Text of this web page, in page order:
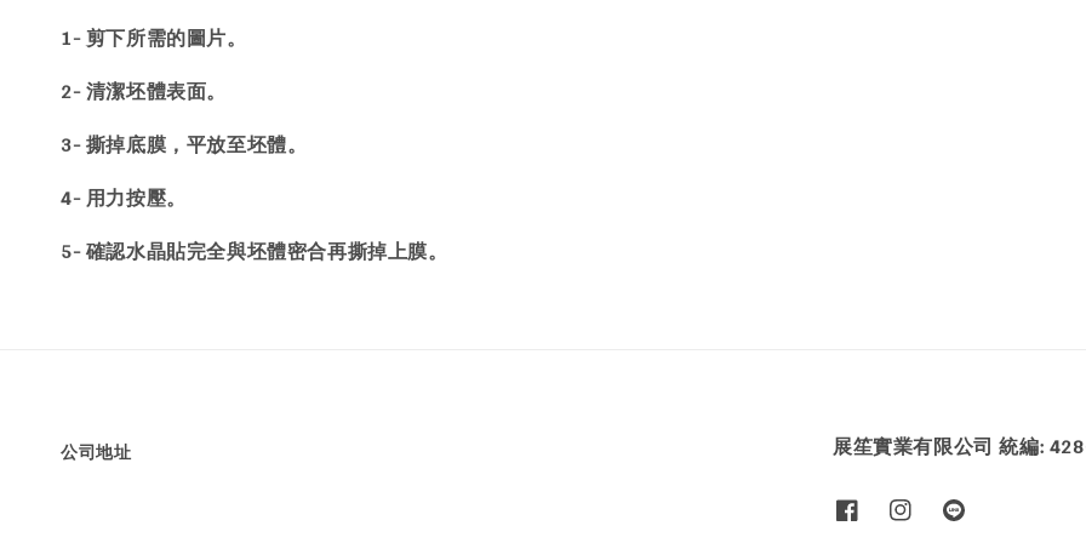
1- 剪下所需的圖片。
2- 清潔坯體表面。
3- 撕掉底膜，平放至坯體。
4- 用力按壓。
5- 確認水晶貼完全與坯體密合再撕掉上膜。
公司地址 展笙實業有限公司 統編: